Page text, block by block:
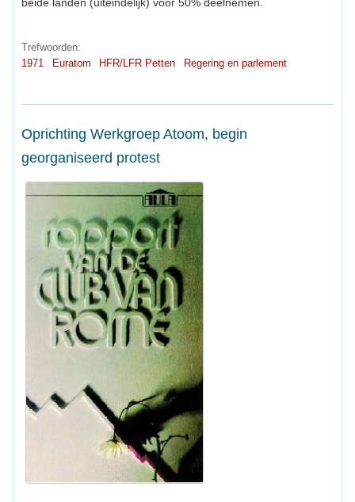
Trefwoorden:
1971
Euratom HFR/LFR Petten Regering en parlement
Oprichting Werkgroep Atoom, begin
georganiseerd protest